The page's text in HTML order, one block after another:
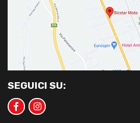
SEGUICI SU: